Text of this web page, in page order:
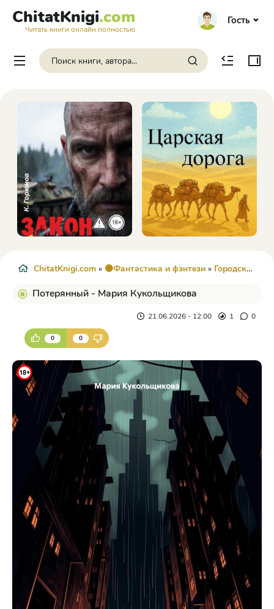
ChitatKnigi.com
Читать книги онлайн полностью
Гость
ChitatKnigi.com » 🟠Фантастика и фэнтези » Городская фантастика
Потерянный - Мария Кукольщикова
21.06.2026 - 12:00 1 0
0 0